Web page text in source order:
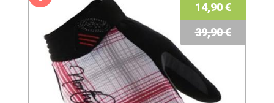
14,90 €
39,90 €